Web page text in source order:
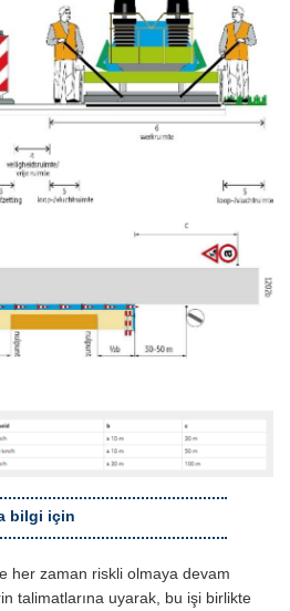
bilgi için
her zaman riskli olmaya devam
talimatlarına uyarak, bu işi birlikte